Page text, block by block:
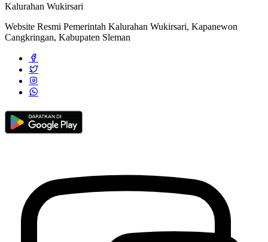
Kalurahan Wukirsari
Website Resmi Pemerintah Kalurahan Wukirsari, Kapanewon
Cangkringan, Kabupaten Sleman